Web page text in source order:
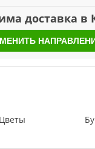
since 1999
Цветы
доставка в